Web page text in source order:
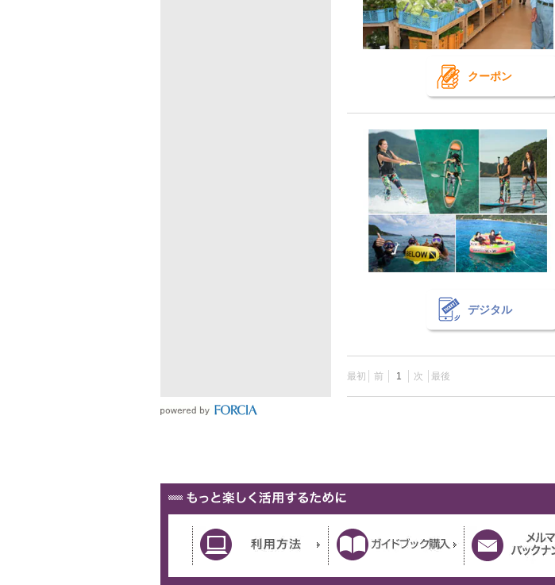
クーポン
デジタル
最初 前 1 次 最後